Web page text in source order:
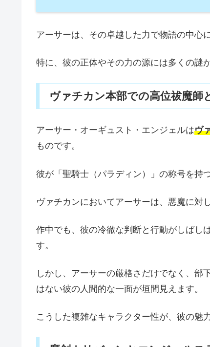
アーサーは、その卓越した力で物語の中心
特に、彼の正体やその力の源には多くの謎
ヴァチカン本部での高位祓魔師
アーサー・オーギュスト・エンジェルはヴ
ものです。
彼が「聖騎士（パラディン）」の称号を持
ヴァチカンにおいてアーサーは、悪魔に対
作中でも、彼の冷徹な判断と行動がしばし
す。
しかし、アーサーの厳格さだけでなく、部
はない彼の人間的な一面が垣間見えます。
こうした複雑なキャラクター性が、彼の魅